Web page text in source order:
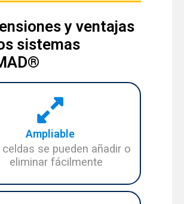
y ventajas
sistemas
Ampliable
celdas se pueden añadir o
eliminar fácilmente